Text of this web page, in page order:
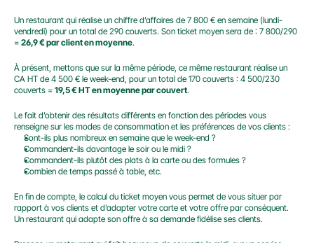
Un restaurant qui réalise un chiffre d’affaires de 7 800 € en semaine (lundi-
vendredi) pour un total de 290 couverts. Son ticket moyen sera de : 7 800/290
= 26,9 € par client en moyenne.
À présent, mettons que sur la même période, ce même restaurant réalise un
CA HT de 4 500 € le week-end, pour un total de 170 couverts : 4 500/230
couverts = 19,5 € HT en moyenne par couvert.
Le fait d’obtenir des résultats différents en fonction des périodes vous
renseigne sur les modes de consommation et les préférences de vos clients :
Sont-ils plus nombreux en semaine que le week-end ?
Commandent-ils davantage le soir ou le midi ?
Commandent-ils plutôt des plats à la carte ou des formules ?
Combien de temps passé à table, etc.
En fin de compte, le calcul du ticket moyen vous permet de vous situer par
rapport à vos clients et d’adapter votre carte et votre offre par conséquent.
Un restaurant qui adapte son offre à sa demande fidélise ses clients.